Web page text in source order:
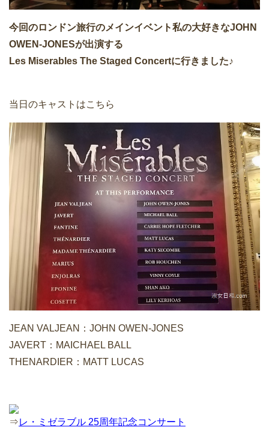
今回のロンドン旅行のメインイベント私の大好きなJOHN
OWEN-JONESが出演する
Les Miserables The Staged Concertに行きました♪
当日のキャストはこちら
JEAN VALJEAN：JOHN OWEN-JONES
JAVERT：MAICHAEL BALL
THENARDIER：MATT LUCAS
⇒レ・ミゼラブル 25周年記念コンサート